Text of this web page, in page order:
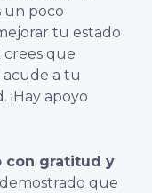
un poco
tu estado
crees que
acude a tu
¡Hay apoyo
con gratitud y
que